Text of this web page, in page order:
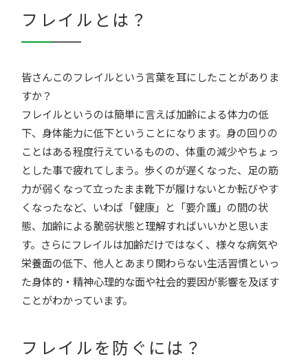
フレイルとは？
皆さんこのフレイルという言葉を耳にしたことがありま
すか？
フレイルというのは簡単に言えば加齢による体力の低
下、身体能力に低下ということになります。身の回りの
ことはある程度行えているものの、体重の減少やちょっ
とした事で疲れてしまう。歩くのが遅くなった、足の筋
力が弱くなって立ったまま靴下が履けないとか転びやす
くなったなど、いわば「健康」と「要介護」の間の状
態、加齢による脆弱状態と理解すればいいかと思いま
す。さらにフレイルは加齢だけではなく、様々な病気や
栄養面の低下、他人とあまり関わらない生活習慣といっ
た身体的・精神心理的な面や社会的要因が影響を及ぼす
ことがわかっています。
フレイルを防ぐには？